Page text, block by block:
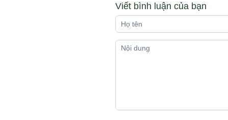
Viết bình luận của bạn